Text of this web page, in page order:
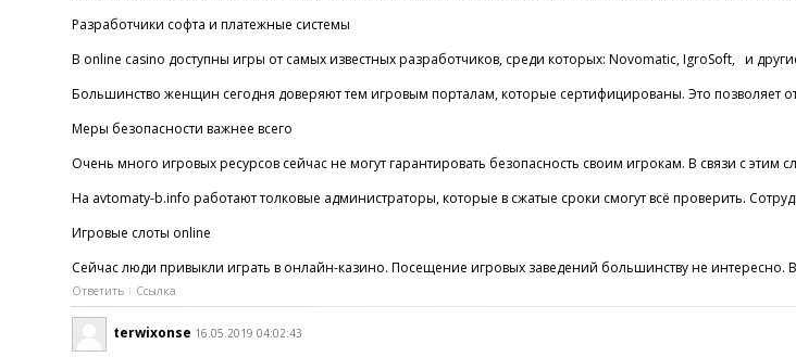
Разработчики софта и платежные системы
В online casino доступны игры от самых известных разработчиков, среди которых: Novomatic, IgroSoft, и
Большинство женщин сегодня доверяют тем игровым порталам, которые сертифицированы. Это позволяет
Меры безопасности важнее всего
Очень много игровых ресурсов сейчас не могут гарантировать безопасность своим игрокам. В связи с
На avtomaty-b.info работают толковые администраторы, которые в сжатые сроки смогут всё проверить.
Игровые слоты online
Сейчас люди привыкли играть в онлайн-казино. Посещение игровых заведений большинству не
Ответить Ссылка
terwixonse 16.05.2019 04:02:43